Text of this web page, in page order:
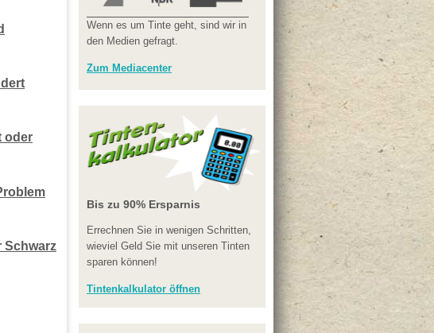
oder
Schwarz
Wenn es um Tinte geht, sind wir in
den Medien gefragt.
Zum Mediacenter
Bis zu 90% Ersparnis
Errechnen Sie in wenigen Schritten,
wieviel Geld Sie mit unseren Tinten
sparen können!
Tintenkalkulator öffnen